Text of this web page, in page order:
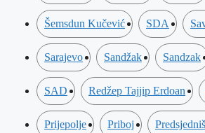
Šemsdun Kučević SDA
Sarajevo Sandžak Sandzak
SAD Redžep Tajjip Erdoan
Prijepolje Priboj